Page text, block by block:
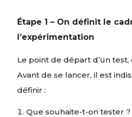
Étape 1 – On définit le
l’expérimentation
Le point de départ d’un test,
Avant de se lancer, il est
définir :
Que souhaite-t-on tester